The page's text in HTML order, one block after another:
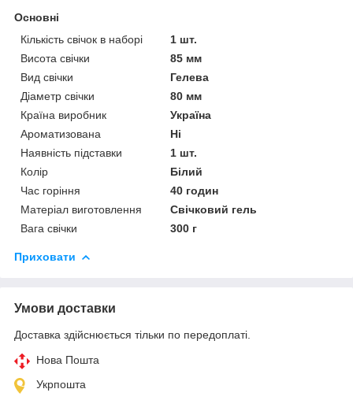
Основні
Кількість свічок в наборі
1 шт.
Висота свічки
85 мм
Вид свічки
Гелева
Діаметр свічки
80 мм
Країна виробник
Україна
Ароматизована
Ні
Наявність підставки
1 шт.
Колір
Білий
Час горіння
40 годин
Матеріал виготовлення
Свічковий гель
Вага свічки
300 г
Приховати
Умови доставки
Доставка здійснюється тільки по передоплаті.
Нова Пошта
Укрпошта